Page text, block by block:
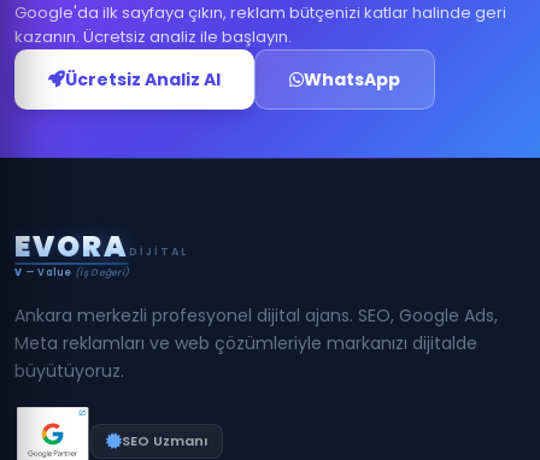
Google'da ilk sayfaya çıkın, reklam bütçenizi katlar halinde geri
kazanın. Ücretsiz analiz ile başlayın.
Ücretsiz Analiz Al WhatsApp
EVORA DIJITAL
V — Value (İş Değeri)
Ankara merkezli profesyonel dijital ajans. SEO, Google Ads,
Meta reklamları ve web çözümleriyle markanızı dijitalde
büyütüyoruz.
SEO Uzmanı